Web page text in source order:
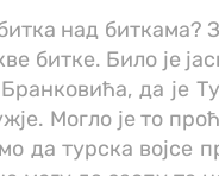
над биткама?
битке. Било је
да је
Могло је то
да турска војсе